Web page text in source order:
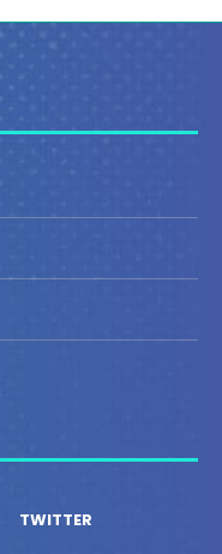
TWITTER